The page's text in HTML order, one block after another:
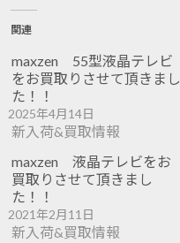
関連
maxzen 55型液晶テレビ
をお買取りさせて頂きまし
た！！
2025年4月14日
新入荷&買取情報
maxzen 液晶テレビをお
買取りさせて頂きまし
た！！
2021年2月11日
新入荷&買取情報